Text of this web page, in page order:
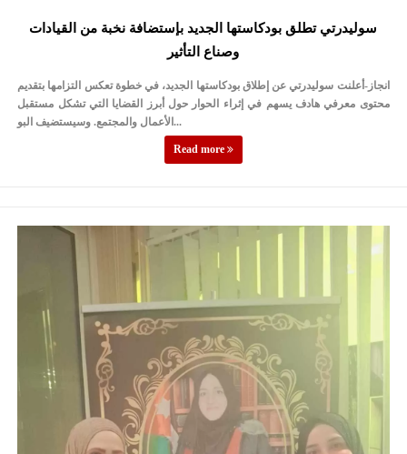
سوليدرتي تطلق بودكاستها الجديد بإستضافة نخبة من القيادات
وصناع التأثير
انجاز-أعلنت سوليدرتي عن إطلاق بودكاستها الجديد، في خطوة تعكس التزامها بتقديم
محتوى معرفي هادف يسهم في إثراء الحوار حول أبرز القضايا التي تشكل مستقبل
الأعمال والمجتمع. وسيستضيف البو...
Read more